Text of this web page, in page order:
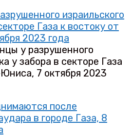
у разрушенного
у забора в секторе Газа
7 октября 2023